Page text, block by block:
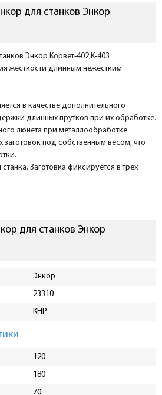
для станков Энкор
Энкор Корвет-402,К-403
жесткости длинным нежестким
в качестве дополнительного
длинных прутков при их обработке.
люнета при металлообработке
под собственным весом, что
Заготовка фиксируется в трех
для станков Энкор
Энкор
23310
КНР
120
180
70